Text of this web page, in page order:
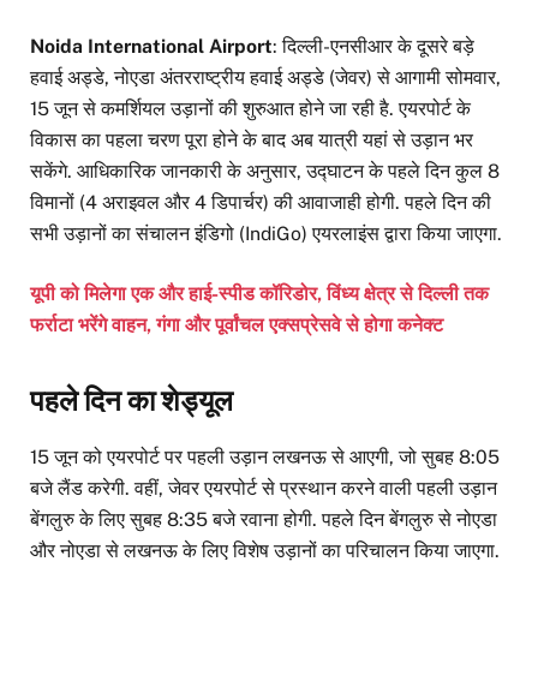
Noida International Airport: दिल्ली-एनसीआर के दूसरे बड़े
हवाई अड्डे, नोएडा अंतरराष्ट्रीय हवाई अड्डे (जेवर) से आगामी सोमवार,
15 जून से कमर्शियल उड़ानों की शुरुआत होने जा रही है. एयरपोर्ट के
विकास का पहला चरण पूरा होने के बाद अब यात्री यहां से उड़ान भर
सकेंगे. आधिकारिक जानकारी के अनुसार, उद्घाटन के पहले दिन कुल 8
विमानों (4 अराइवल और 4 डिपार्चर) की आवाजाही होगी. पहले दिन की
सभी उड़ानों का संचालन इंडिगो (IndiGo) एयरलाइंस द्वारा किया जाएगा.
यूपी को मिलेगा एक और हाई-स्पीड कॉरिडोर, विंध्य क्षेत्र से दिल्ली तक
फर्राटा भरेंगे वाहन, गंगा और पूर्वांचल एक्सप्रेसवे से होगा कनेक्ट
पहले दिन का शेड्यूल
15 जून को एयरपोर्ट पर पहली उड़ान लखनऊ से आएगी, जो सुबह 8:05
बजे लैंड करेगी. वहीं, जेवर एयरपोर्ट से प्रस्थान करने वाली पहली उड़ान
बेंगलुरु के लिए सुबह 8:35 बजे रवाना होगी. पहले दिन बेंगलुरु से नोएडा
और नोएडा से लखनऊ के लिए विशेष उड़ानों का परिचालन किया जाएगा.